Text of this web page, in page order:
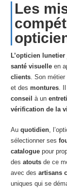
Les
L’opticien lunetier
santé visuelle en
clients. Son
et desmontures.
conseil à un
vérification de la
Auquotidien,
sélectionner ses
catalogue pour
desatouts de ce
avec desartisans
uniques qui se